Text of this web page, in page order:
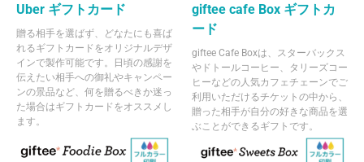
Uber ギフトカード
贈る相手を選ばず、どなたにも喜ば
れるギフトカードをオリジナルデザ
インで製作可能です。日頃の感謝を
伝えたい相手への御礼やキャンペー
ンの景品など、何を贈るべきか迷っ
た場合はギフトカードをオススメし
ます。
giftee cafe Box ギフトカ
ード
giftee Cafe Boxは、スターバックス
やドトールコーヒー、タリーズコー
ヒーなどの人気カフェチェーンでご
利用いただけるチケットの中から、
贈った相手が自分の好きな商品を選
ぶことができるギフトです。